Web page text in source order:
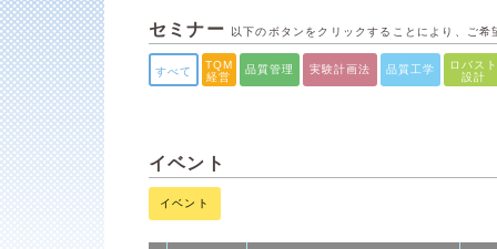
セミナー 以下のボタンをクリックすることにより、ご
すべて
TQM
経営
品質管理 実験計画法 品質工学
ロバス
設計
イベント
イベント